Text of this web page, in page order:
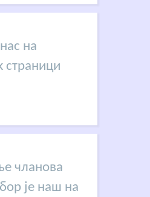
на
страници
чланова
је наш на